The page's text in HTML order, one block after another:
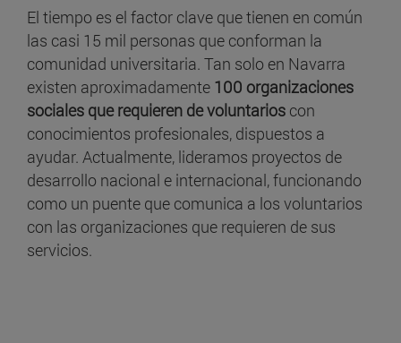
El tiempo es el factor clave que tienen en común
las casi 15 mil personas que conforman la
comunidad universitaria. Tan solo en Navarra
existen aproximadamente 100 organizaciones
sociales que requieren de voluntarios con
conocimientos profesionales, dispuestos a
ayudar. Actualmente, lideramos proyectos de
desarrollo nacional e internacional, funcionando
como un puente que comunica a los voluntarios
con las organizaciones que requieren de sus
servicios.